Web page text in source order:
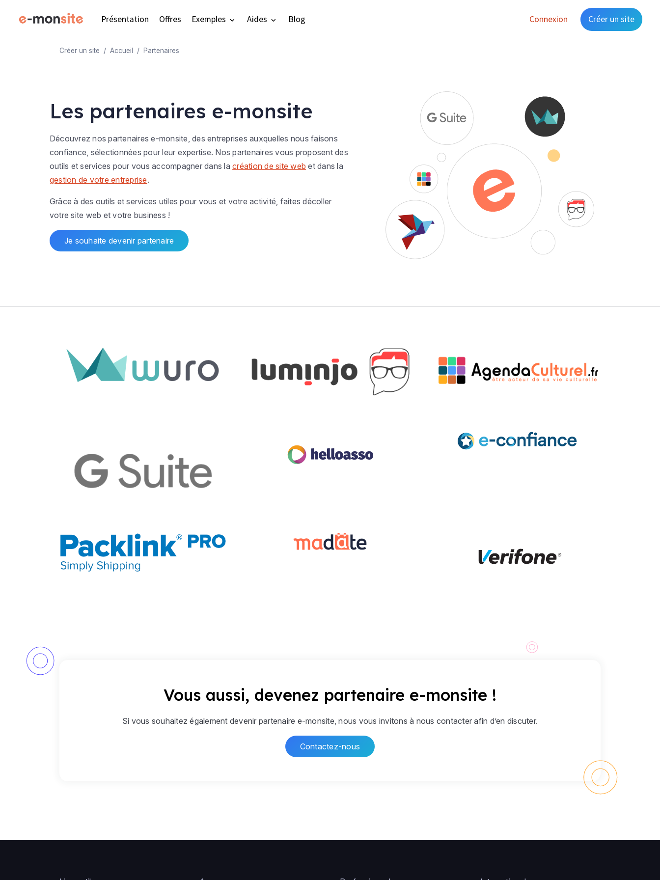
Présentation Offres Exemples Aides Blog Connexion Créer un site
Créer un site Accueil Partenaires
Les partenaires e-monsite
Découvrez nos partenaires e-monsite, des entreprises auxquelles nous faisons
confiance, sélectionnées pour leur expertise. Nos partenaires vous proposent des
outils et services pour vous accompagner dans lacréation de site web et dans la
gestion de votre entreprise.
Grâce à des outils et services utiles pour vous et votre activité, faites décoller
votre site web et votre business !
Je souhaite devenir partenaire
Vous aussi, devenez partenaire e-monsite !
Si vous souhaitez également devenir partenaire e-monsite, nous vous invitons à nous contacter afin d’en discuter.
Contactez-nous